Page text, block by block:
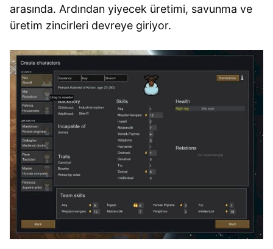
arasında. Ardından yiyecek üretimi, savunma ve
üretim zincirleri devreye giriyor.